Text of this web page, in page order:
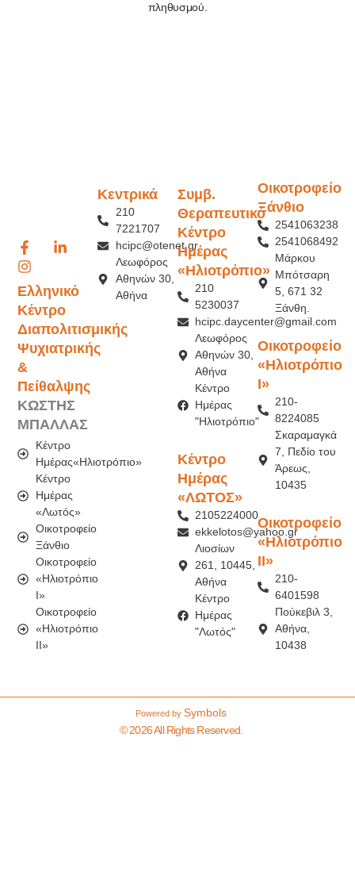
πληθυσμού.
Ελληνικό
Κέντρο
Διαπολιτισμικής
Ψυχιατρικής
&
Πείθαλψης
ΚΩΣΤΗΣ
ΜΠΑΛΛΑΣ
Κέντρο
Ημέρας«Ηλιοτρόπιο»
Κέντρο
Ημέρας
«Λωτός»
Οικοτροφείο
Ξάνθιο
Οικοτροφείο
«Ηλιοτρόπιο
Ι»
Οικοτροφείο
«Ηλιοτρόπιο
IΙ»
Κεντρικά
210
7221707
hcipc@otenet.gr
Λεωφόρος
Αθηνών 30,
Αθήνα
Συμβ.
Θεραπευτικό
Κέντρο
Ημέρας
«Ηλιοτρόπιο»
210
5230037
hcipc.daycenter@gmail.com
Λεωφόρος
Αθηνών 30,
Αθήνα
Κέντρο
Ημέρας
"Ηλιοτρόπιο"
Κέντρο
Ημέρας
«ΛΩΤΟΣ»
2105224000
ekkelotos@yahoo.gr
Λιοσίων
261, 10445,
Αθήνα
Κέντρο
Ημέρας
"Λωτός"
Οικοτροφείο
Ξάνθιο
2541063238
2541068492
Μάρκου
Μπότσαρη
5, 671 32
Ξάνθη.
Οικοτροφείο
«Ηλιοτρόπιο
Ι»
210-
8224085
Σκαραμαγκά
7, Πεδίο του
Άρεως,
10435
Οικοτροφείο
«Ηλιοτρόπιο
ΙI»
210-
6401598
Πούκεβιλ 3,
Αθήνα,
10438
© 2026 All Rights Reserved.
Powered by Symbols